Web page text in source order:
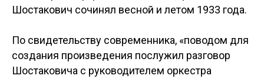
Шостакович сочинял весной и летом 1933 года.
По свидетельству современника, «поводом для
создания произведения послужил разговор
Шостаковича с руководителем оркестра